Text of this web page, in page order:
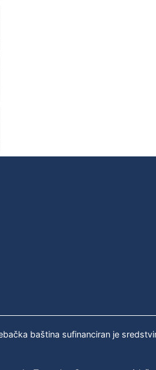
baština sufinanciran je